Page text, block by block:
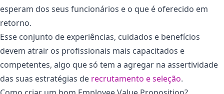
esperam dos seus funcionários e o que é oferecido em
retorno.
Esse conjunto de experiências, cuidados e benefícios
devem atrair os profissionais mais capacitados e
competentes, algo que só tem a agregar na assertividade
das suas estratégias de recrutamento e seleção.